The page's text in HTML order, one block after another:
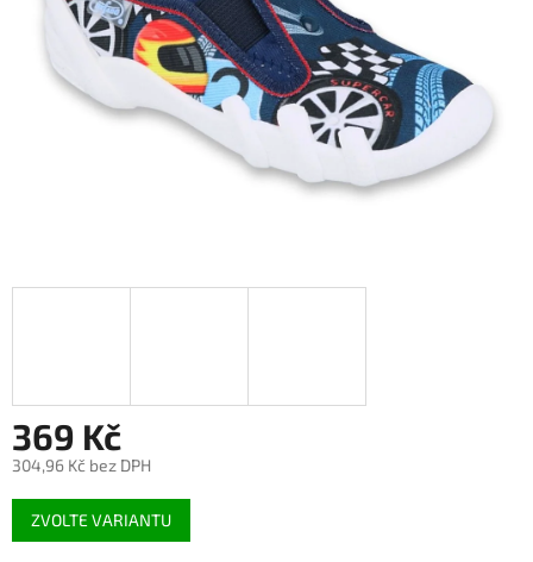
369 Kč
304,96 Kč bez DPH
Měrná
cena:
ZVOLTE VARIANTU